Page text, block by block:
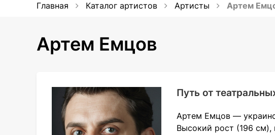
Главная Каталог артистов Артисты Артем
Артем Емцов
Путь от
Артем Емцов —
Высокий рост (196 см),